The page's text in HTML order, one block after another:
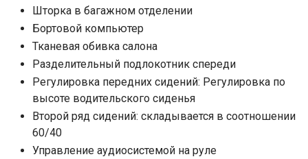
Шторка в багажном отделении
Бортовой компьютер
Тканевая обивка салона
Разделительный подлокотник спереди
Регулировка передних сидений: Регулировка по
высоте водительского сиденья
Второй ряд сидений: складывается в соотношении
60/40
Управление аудиосистемой на руле